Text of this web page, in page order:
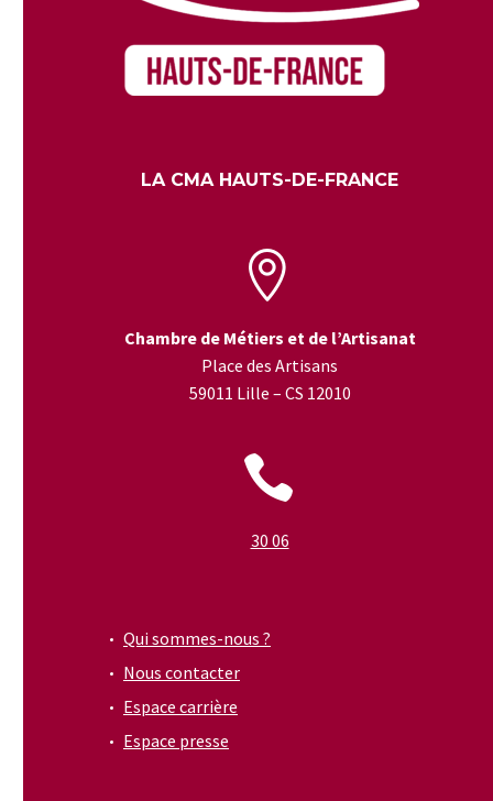
LA CMA HAUTS-DE-FRANCE


Chambre de Métiers et de l’Artisanat
Place des Artisans
59011 Lille – CS 12010


30 06
Qui sommes-nous ?
Nous contacter
Espace carrière
Espace presse